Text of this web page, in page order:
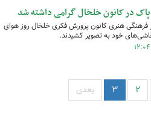
در کانون خلخال گرامی داشته شد
فرهنگی هنری کانون پرورش فکری خلخال روز هوای
خود به تصویر کشیدند.
۲ ۳ بعدی